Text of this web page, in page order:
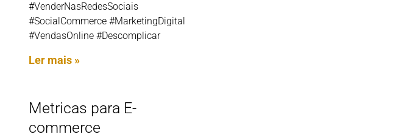
#VenderNasRedesSociais
#SocialCommerce #MarketingDigital
#VendasOnline #Descomplicar
Ler mais »
Metricas para E-
commerce